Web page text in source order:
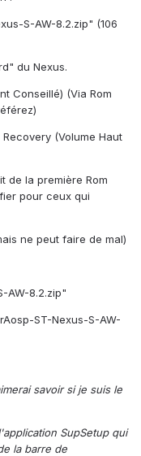
S-AW-8.2.zip" (106
du Nexus.
Conseillé) (Via Rom
(Volume Haut
de la première Rom
pour ceux qui
ne peut faire de mal)
AW-8.2.zip"
ST-Nexus-S-AW-
savoir si je suis le
SupSetup qui
la barre de